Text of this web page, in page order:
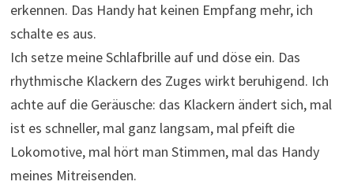
erkennen. Das Handy hat keinen Empfang mehr, ich
schalte es aus.
Ich setze meine Schlafbrille auf und döse ein. Das
rhythmische Klackern des Zuges wirkt beruhigend. Ich
achte auf die Geräusche: das Klackern ändert sich, mal
ist es schneller, mal ganz langsam, mal pfeift die
Lokomotive, mal hört man Stimmen, mal das Handy
meines Mitreisenden.